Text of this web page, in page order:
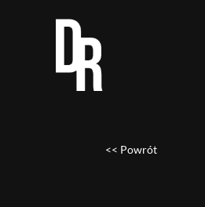
<< Powrót